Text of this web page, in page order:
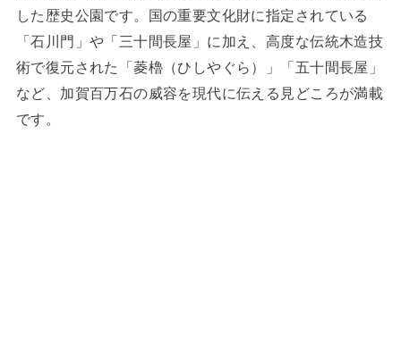
した歴史公園です。国の重要文化財に指定されている
「石川門」や「三十間長屋」に加え、高度な伝統木造技
術で復元された「菱櫓（ひしやぐら）」「五十間長屋」
など、加賀百万石の威容を現代に伝える見どころが満載
です。